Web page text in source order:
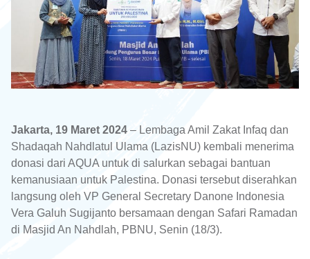
Jakarta, 19 Maret 2024 – Lembaga Amil Zakat Infaq dan
Shadaqah Nahdlatul Ulama (LazisNU) kembali menerima
donasi dari AQUA untuk di salurkan sebagai bantuan
kemanusiaan untuk Palestina. Donasi tersebut diserahkan
langsung oleh VP General Secretary Danone Indonesia
Vera Galuh Sugijanto bersamaan dengan Safari Ramadan
di Masjid An Nahdlah, PBNU, Senin (18/3).